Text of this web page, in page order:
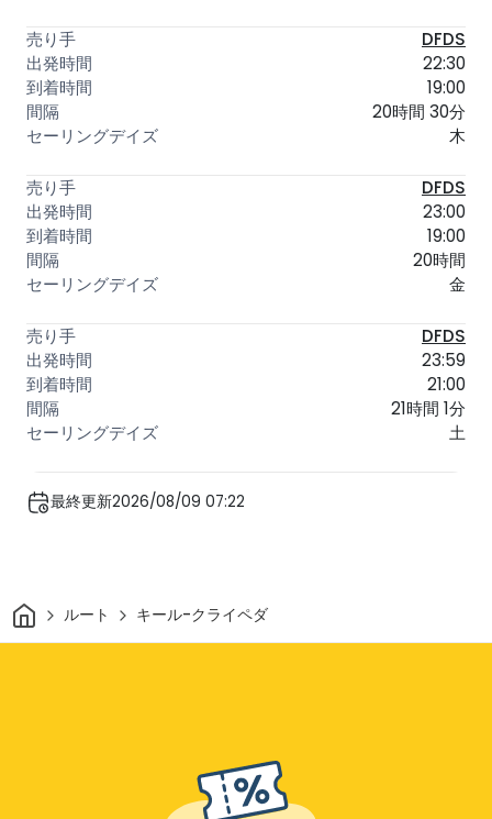
DFDS
22:30
19:00
20時間 30分
木
DFDS
23:00
19:00
20時間
金
DFDS
23:59
21:00
21時間 1分
土
最終更新2026/08/09 07:22
家 ルート キール-クライペダ